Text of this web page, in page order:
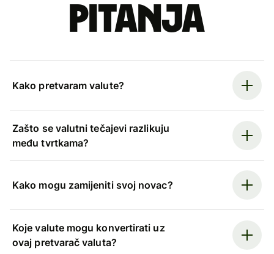
pitanja
Kako pretvaram valute?
Zašto se valutni tečajevi razlikuju
među tvrtkama?
Kako mogu zamijeniti svoj novac?
Koje valute mogu konvertirati uz
ovaj pretvarač valuta?